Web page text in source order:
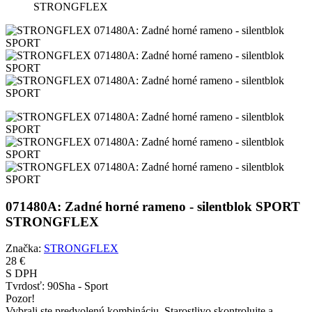
STRONGFLEX
071480A: Zadné horné rameno - silentblok SPORT
STRONGFLEX
Značka: STRONGFLEX
28 €
S DPH
Tvrdosť: 90Sha - Sport
Pozor!